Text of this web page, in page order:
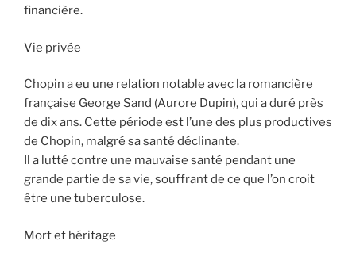
financière.
Vie privée
Chopin a eu une relation notable avec la romancière
française George Sand (Aurore Dupin), qui a duré près
de dix ans. Cette période est l’une des plus productives
de Chopin, malgré sa santé déclinante.
Il a lutté contre une mauvaise santé pendant une
grande partie de sa vie, souffrant de ce que l’on croit
être une tuberculose.
Mort et héritage